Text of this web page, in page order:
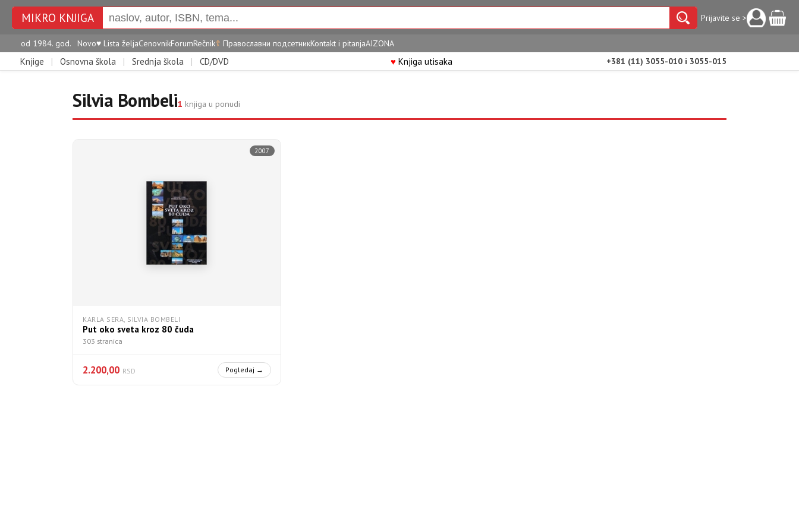
MIKRO KNJIGA Prijavite se >
od 1984. god. Novo♥ Lista željaCenovnikForumRečnik☦ Православни подсетникKontakt i pitanjaAIZONA
Knjige | Osnovna škola | Srednja škola | CD/DVD ♥Knjiga utisaka +381 (11) 3055-010 i 3055-015
Silvia Bombeli1 knjiga u ponudi
2007
KARLA SERA, SILVIA BOMBELI
Put oko sveta kroz 80 čuda
303 stranica
2.200,00 RSD Pogledaj →